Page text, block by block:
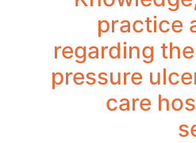
practice
regarding
pressure
care